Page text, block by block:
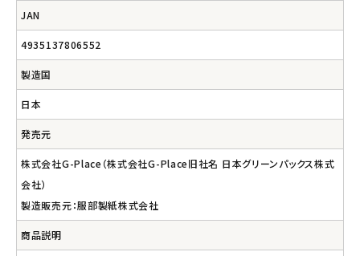
JAN
4935137806552
製造国
日本
発売元
株式会社G-Place（株式会社G-Place旧社名 日本グリーンパックス株式
会社）
製造販売元：服部製紙株式会社
商品説明